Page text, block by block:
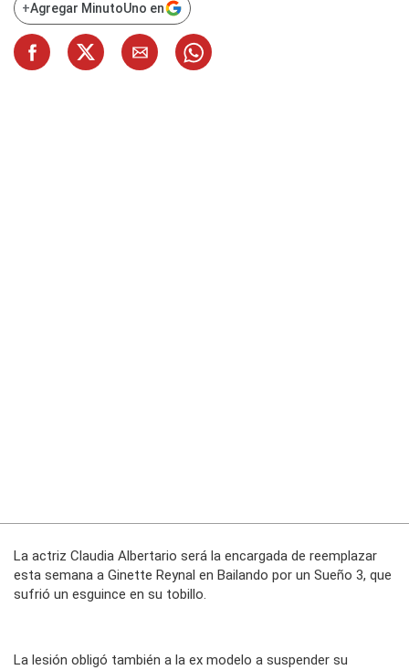
+Agregar MinutoUno en
La actriz Claudia Albertario será la encargada de reemplazar
esta semana a Ginette Reynal en Bailando por un Sueño 3, que
sufrió un esguince en su tobillo.
La lesión obligó también a la ex modelo a suspender su